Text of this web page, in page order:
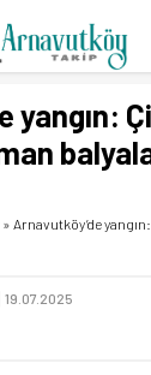
yangın:
» Arnavutköy’de
19.07.2025